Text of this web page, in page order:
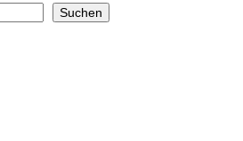
Suchen